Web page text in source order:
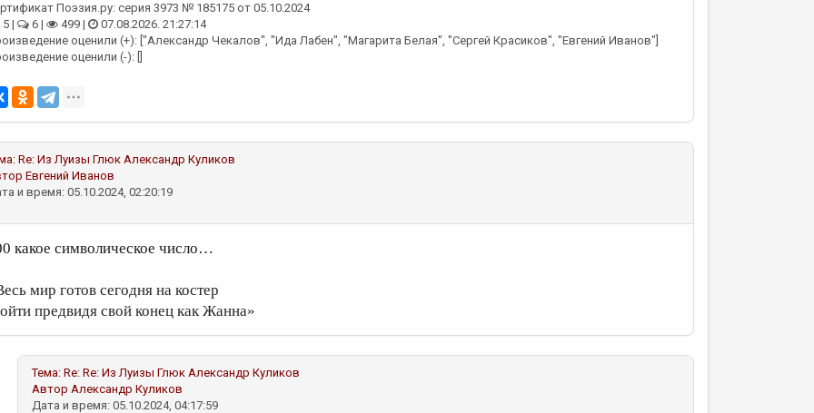
Поэзия.ру: серия 3973 № 185175 от 05.10.2024
5 |
6 | 499 |
07.08.2026. 21:27:14
оценили (+): ["Александр Чекалов", "Ида Лабен", "Магарита Белая", "Сергей Красиков", "Евгений Иванов"]
оценили (-): []
Re: Из Луизы Глюк Александр Куликов
Евгений Иванов
и время: 05.10.2024, 02:20:19
какое символическое число…
мир готов сегодня на костер
предвидя свой конец как Жанна»
Тема: Re: Re: Из Луизы Глюк Александр Куликов
Автор Александр Куликов
Дата и время: 05.10.2024, 04:17:59